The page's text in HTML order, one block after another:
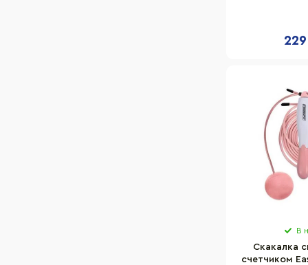
В
Скакалка
счетчиком